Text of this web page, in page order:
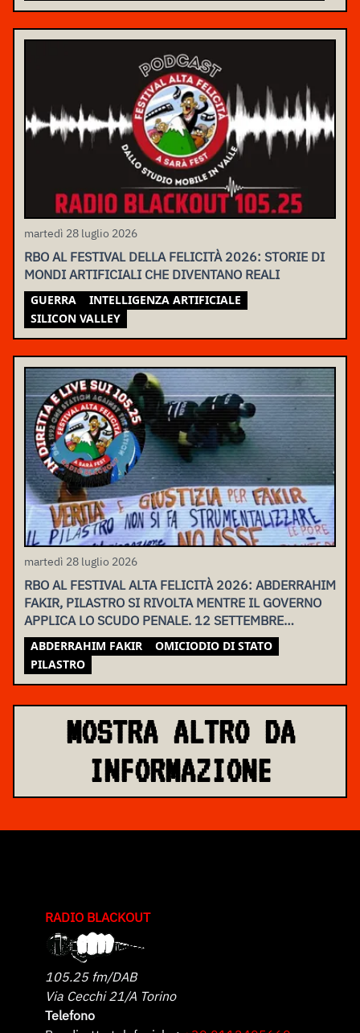
martedì 28 luglio 2026
RBO AL FESTIVAL DELLA FELICITÀ 2026: STORIE DI
MONDI ARTIFICIALI CHE DIVENTANO REALI
GUERRA
INTELLIGENZA ARTIFICIALE
SILICON VALLEY
martedì 28 luglio 2026
RBO AL FESTIVAL ALTA FELICITÀ 2026: ABDERRAHIM
FAKIR, PILASTRO SI RIVOLTA MENTRE IL GOVERNO
APPLICA LO SCUDO PENALE. 12 SETTEMBRE
ASSEMBLEA NAZIONALE
ABDERRAHIM FAKIR
OMICIODIO DI STATO
PILASTRO
MOSTRA ALTRO DA
INFORMAZIONE
RADIO BLACKOUT
105.25 fm/DAB
Via Cecchi 21/A Torino
Telefono